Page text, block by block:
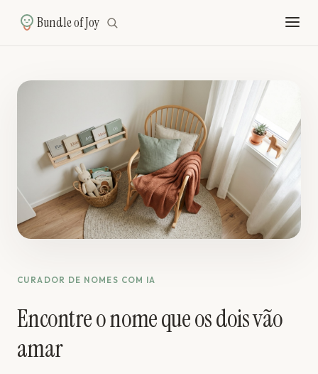
Bundle of Joy
CURADOR DE NOMES COM IA
Encontre o nome que os dois vão
amar